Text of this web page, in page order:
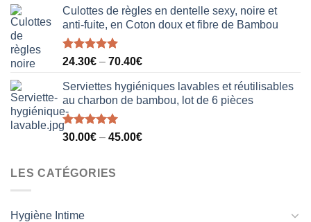
Culottes de règles en dentelle sexy, noire et
anti-fuite, en Coton doux et fibre de Bambou
Note5.00
24.30€ – 70.40€
Serviettes hygiéniques lavables et réutilisables
au charbon de bambou, lot de 6 pièces
Note5.00
30.00€ – 45.00€
LES CATÉGORIES
Hygiène Intime